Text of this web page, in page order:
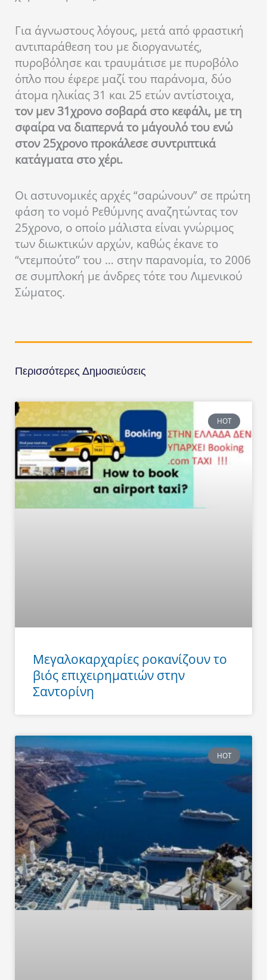
Για άγνωστους λόγους, μετά από φραστική
αντιπαράθεση του με διοργανωτές,
πυροβόλησε και τραυμάτισε με πυροβόλο
όπλο που έφερε μαζί του παράνομα, δύο
άτομα ηλικίας 31 και 25 ετών αντίστοιχα,
τον μεν 31χρονο σοβαρά στο κεφάλι, με τη
σφαίρα να διαπερνά το μάγουλό του ενώ
στον 25χρονο προκάλεσε συντριπτικά
κατάγματα στο χέρι.
Οι αστυνομικές αρχές “σαρώνουν” σε πρώτη
φάση το νομό Ρεθύμνης αναζητώντας τον
25χρονο, ο οποίο μάλιστα είναι γνώριμος
των διωκτικών αρχών, καθώς έκανε το
“ντεμπούτο” του … στην παρανομία, το 2006
σε συμπλοκή με άνδρες τότε του Λιμενικού
Σώματος.
Περισσότερες Δημοσιεύσεις
HOT
Μεγαλοκαρχαρίες ροκανίζουν το
βιός επιχειρηματιών στην
Σαντορίνη
HOT